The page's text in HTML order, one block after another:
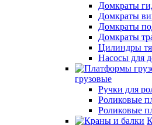
Домкраты
Домкраты
Домкраты
Домкраты
Цилиндры
Насосы для
грузовые
Ручки для
Роликовые
Роликовые